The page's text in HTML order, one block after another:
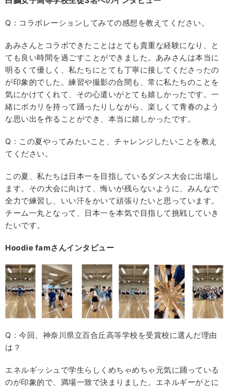
Q：コラボレーションしてみての感想を教えてください。
あみさんとコラボできたことはとても貴重な経験になり、と
ても良い時間を過ごすことができました。あみさんは本当に
明るくて優しく、私たちにとても丁寧に接してくださったの
が印象的でした。練習や撮影の合間も、常に私たちのことを
気にかけてくれて、その心遣いがとても嬉しかったです。一
緒にポカリを持って踊ったりしながら、楽しくて青春のよう
な思い出を作ることができ、本当に嬉しかったです。
Q：この夏やってみたいこと、チャレンジしたいことを教え
てください。
この夏、私たちは日本一を目指しているダンス大会に出場し
ます。その大会に向けて、悔いが残らないように、みんなで
全力で練習し、いい汗をかいて頑張りたいと思っています。
チーム一丸となって、日本一を本気で目指して挑戦していき
たいです。
Hoodie famさんインタビュー
Q：今回、神奈川県立百合丘高等学校を受賞校に選んだ理由
は？
エネルギッシュで学生らしくめちゃめちゃ元気に踊っている
のが印象的で、満場一致で決まりました。エネルギーがとに